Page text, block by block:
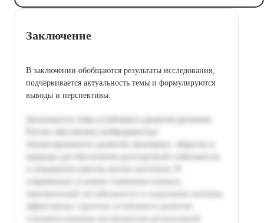
Заключение
В заключении обобщаются результаты исследования,
подчеркивается актуальность темы и формулируются
выводы и перспективы.